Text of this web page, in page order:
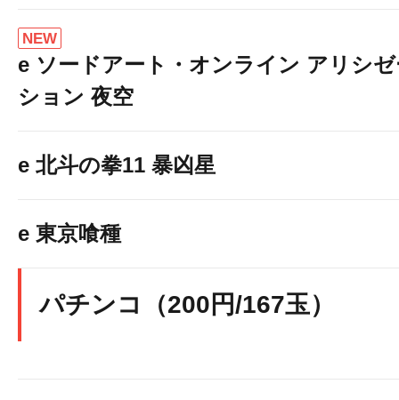
NEW
e ソードアート・オンライン アリシ
ション 夜空
e 北斗の拳11 暴凶星
e 東京喰種
パチンコ（200円/167玉）